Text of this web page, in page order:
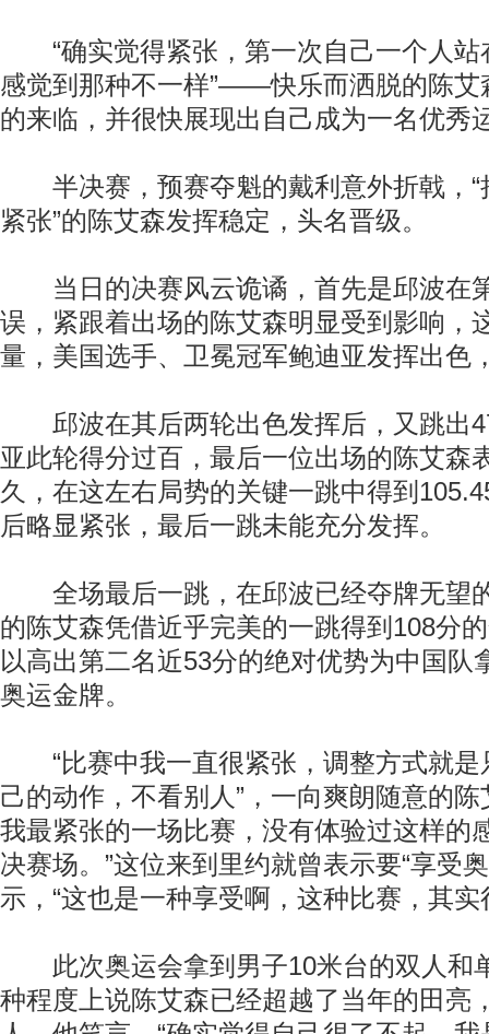
“确实觉得紧张，第一次自己一个人站
感觉到那种不一样”——快乐而洒脱的陈艾
的来临，并很快展现出自己成为一名优秀
半决赛，预赛夺魁的戴利意外折戟，“
紧张”的陈艾森发挥稳定，头名晋级。
当日的决赛风云诡谲，首先是邱波在
误，紧跟着出场的陈艾森明显受到影响，
量，美国选手、卫冕冠军鲍迪亚发挥出色
邱波在其后两轮出色发挥后，又跳出
亚此轮得分过百，最后一位出场的陈艾森
久，在这左右局势的关键一跳中得到
后略显紧张，最后一跳未能充分发挥。
全场最后一跳，在邱波已经夺牌无望
的陈艾森凭借近乎完美的一跳得到108分
以高出第二名近53分的绝对优势为中国队
奥运金牌。
“比赛中我一直很紧张，调整方式就是
己的动作，不看别人”，一向爽朗随意的陈
我最紧张的一场比赛，没有体验过这样的
决赛场。”这位来到里约就曾表示要“享受
示，“这也是一种享受啊，这种比赛，其实
此次奥运会拿到男子10米台的双人和
种程度上说陈艾森已经超越了当年的田亮